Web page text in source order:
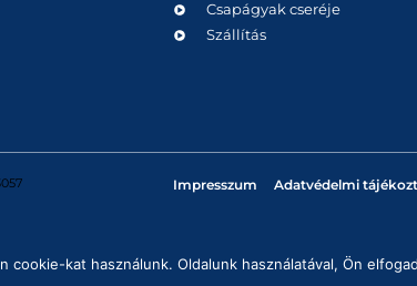
Csapágyak cseréje
Szállítás
Impresszum Adatvédelmi
cookie-kat használunk. Oldalunk használatával, Ön